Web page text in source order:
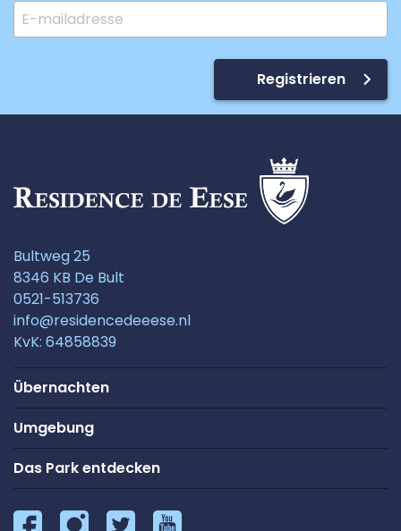
Registrieren
Bultweg 25
8346 KB De Bult
0521-513736
info@residencedeeese.nl
KvK: 64858839
Übernachten
Umgebung
Das Park entdecken